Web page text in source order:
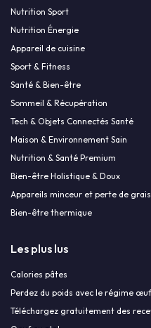
Nutrition Sport
Nutrition Énergie
Appareil de cuisine
Sport & Fitness
Santé & Bien-être
Sommeil & Récupération
Tech & Objets Connectés Santé
Maison & Environnement Sain
Nutrition & Santé Premium
Bien-être Holistique & Doux
Appareils minceur et perte de
Bien-être thermique
Les plus lus
Calories pâtes
Perdez du poids avec le régime
Téléchargez gratuitement des